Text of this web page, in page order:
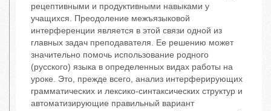
рецептивными и продуктивными навыками у
учащихся. Преодоление межъязыковой
интерференции является в этой связи одной из
главных задач преподавателя. Ее решению может
значительно помочь использование родного
(русского) языка в определенных видах работы на
уроке. Это, прежде всего, анализ интерферирующих
грамматических и лексико-синтаксических структур и
автоматизирующие правильный вариант